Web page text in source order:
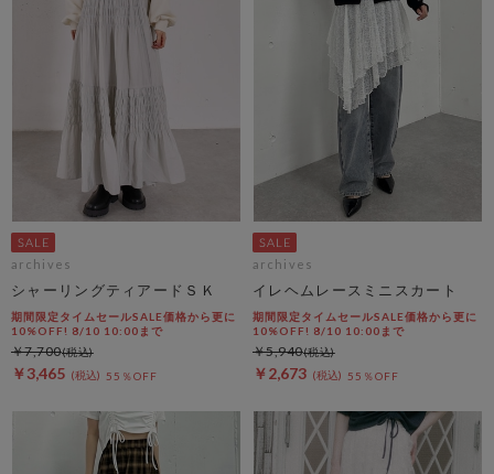
archives
シャーリングティアードＳＫ
期間限定タイムセールSALE価格から更に
10%OFF! 8/10 10:00まで
￥3,465 55％OFF
￥7,700
archives
イレヘムレースミニスカート
期間限定タイムセールSALE価格から更に
10%OFF! 8/10 10:00まで
￥2,673 55％OFF
￥5,940